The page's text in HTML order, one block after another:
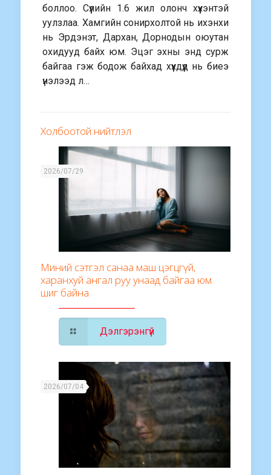
боллоо. Сүүлийн 1.6 жил олонч хүүхэнтэй
уулзлаа. Хамгийн сонирхолтой нь ихэнхи
нь Эрдэнэт, Дархан, Дорнодын оюутан
охидууд байх юм. Эцэг эхны энд сурж
байгаа гэж бодож байхад хүүхдүүд нь биеэ
үнэлээд л…
Холбоотой нийтлэл
2026/07/29
Миний сэтгэл санаа маш цэгцгүй,
харанхуй ангал руу унаад байгаа юм
шиг байна
Дэлгэрэнгүй
2026/07/04